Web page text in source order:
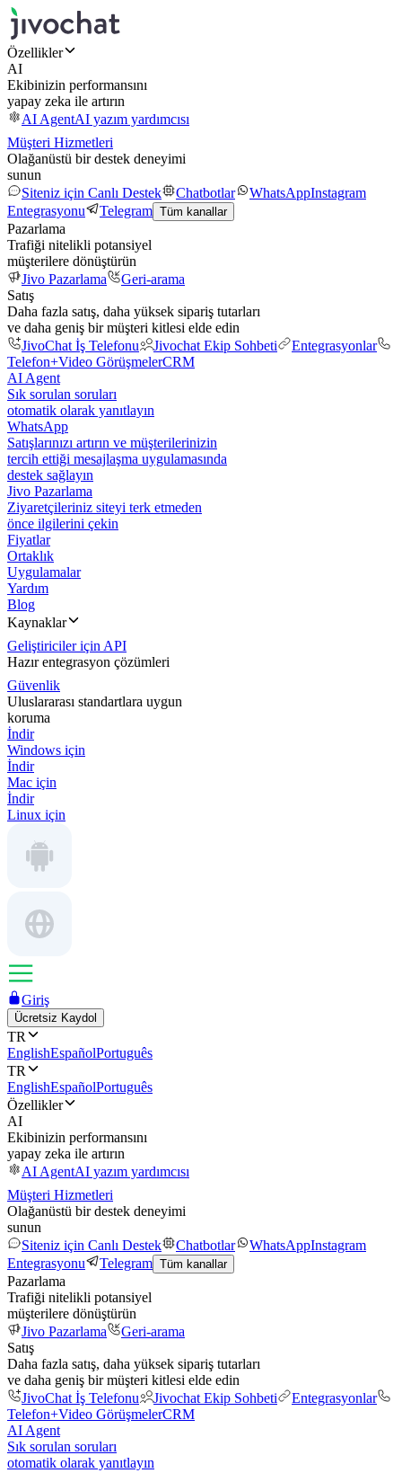
Özellikler
AI
Ekibinizin performansını
yapay zeka ile artırın
AI AgentAI yazım yardımcısı
Müşteri Hizmetleri
Olağanüstü bir destek deneyimi
sunun
Siteniz için Canlı Destek
Chatbotlar WhatsAppInstagram
Entegrasyonu
Telegram Tüm kanallar
Pazarlama
Trafiği nitelikli potansiyel
müşterilere dönüştürün
Jivo Pazarlama
Geri-arama
Satış
Daha fazla satış, daha yüksek sipariş tutarları
ve daha geniş bir müşteri kitlesi elde edin
JivoChat İş Telefonu
Jivochat Ekip Sohbeti
Entegrasyonlar
Telefon+Video GörüşmelerCRM
AI Agent
Sık sorulan soruları
otomatik olarak yanıtlayın
WhatsApp
Satışlarınızı artırın ve müşterilerinizin
tercih ettiği mesajlaşma uygulamasında
destek sağlayın
Jivo Pazarlama
Ziyaretçileriniz siteyi terk etmeden
önce ilgilerini çekin
Fiyatlar
Ortaklık
Uygulamalar
Yardım
Blog
Kaynaklar
Geliştiriciler için API
Hazır entegrasyon çözümleri
Güvenlik
Uluslararası standartlara uygun
koruma
İndir
Windows için
İndir
Mac için
İndir
Linux için
Giriş
Ücretsiz Kaydol
TR
EnglishEspañolPortuguês
TR
EnglishEspañolPortuguês
Özellikler
AI
Ekibinizin performansını
yapay zeka ile artırın
AI AgentAI yazım yardımcısı
Müşteri Hizmetleri
Olağanüstü bir destek deneyimi
sunun
Siteniz için Canlı Destek
Chatbotlar WhatsAppInstagram
Entegrasyonu
Telegram Tüm kanallar
Pazarlama
Trafiği nitelikli potansiyel
müşterilere dönüştürün
Jivo Pazarlama
Geri-arama
Satış
Daha fazla satış, daha yüksek sipariş tutarları
ve daha geniş bir müşteri kitlesi elde edin
JivoChat İş Telefonu
Jivochat Ekip Sohbeti
Entegrasyonlar
Telefon+Video GörüşmelerCRM
AI Agent
Sık sorulan soruları
otomatik olarak yanıtlayın